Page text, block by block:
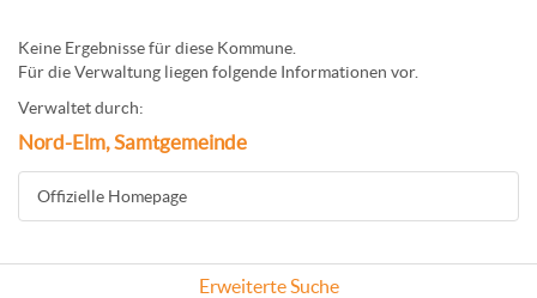
Keine Ergebnisse für diese Kommune.
Für die Verwaltung liegen folgende Informationen vor.
Verwaltet durch:
Nord-Elm, Samtgemeinde
Offizielle Homepage
Erweiterte Suche